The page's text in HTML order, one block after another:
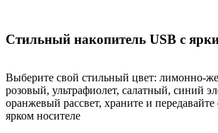
Стильный накопитель USB с
Выберите свой стильный цвет: лимонно-
розовый, ультрафиолет, салатный, синий
оранжевый рассвет, храните и
ярком носителе